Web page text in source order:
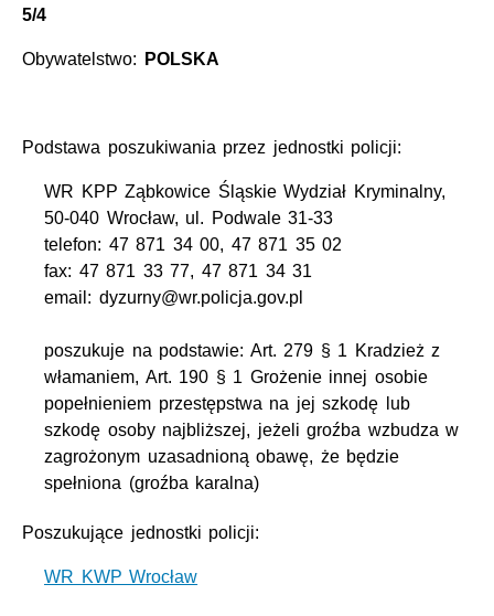
5/4
Obywatelstwo: POLSKA
Podstawa poszukiwania przez jednostki policji:
WR KPP Ząbkowice Śląskie Wydział Kryminalny,
50-040 Wrocław, ul. Podwale 31-33
telefon: 47 871 34 00, 47 871 35 02
fax: 47 871 33 77, 47 871 34 31
email: dyzurny@wr.policja.gov.pl
poszukuje na podstawie: Art. 279 § 1 Kradzież z
włamaniem, Art. 190 § 1 Grożenie innej osobie
popełnieniem przestępstwa na jej szkodę lub
szkodę osoby najbliższej, jeżeli groźba wzbudza w
zagrożonym uzasadnioną obawę, że będzie
spełniona (groźba karalna)
Poszukujące jednostki policji:
WR KWP Wrocław